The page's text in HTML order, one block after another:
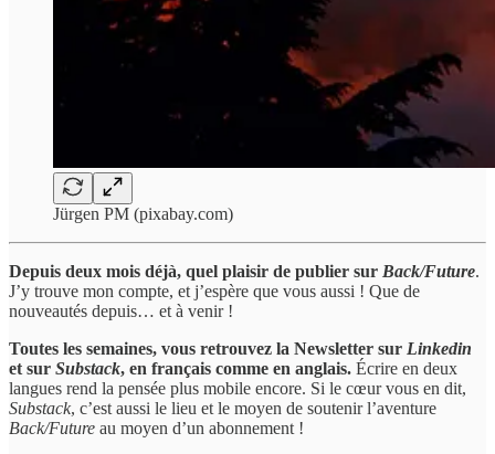
Jürgen PM (pixabay.com)
Depuis deux mois déjà, quel plaisir de publier sur Back/Future.
J’y trouve mon compte, et j’espère que vous aussi ! Que de
nouveautés depuis… et à venir !
Toutes les semaines, vous retrouvez la Newsletter sur Linkedin
et sur Substack, en français comme en anglais. Écrire en deux
langues rend la pensée plus mobile encore. Si le cœur vous en dit,
Substack, c’est aussi le lieu et le moyen de soutenir l’aventure
Back/Future au moyen d’un abonnement !